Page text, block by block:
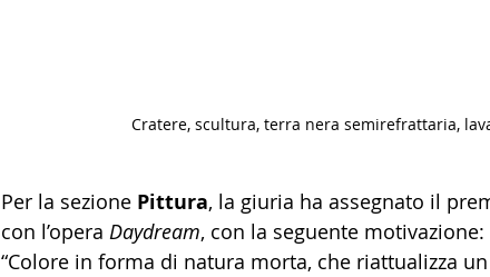
Cratere, scultura, terra nera semirefrattaria,
Per la sezione Pittura, la giuria ha assegnato il
con l’opera Daydream, con la seguente motivazione:
“Colore in forma di natura morta, che riattualizza